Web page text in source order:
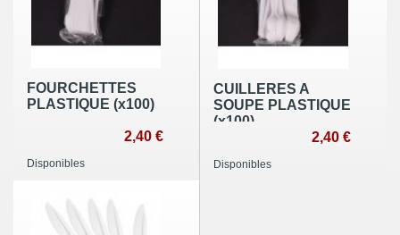
FOURCHETTES
PLASTIQUE (x100)
2,40 €
Disponibles
CUILLERES A
SOUPE PLASTIQUE
(x100)
2,40 €
Disponibles